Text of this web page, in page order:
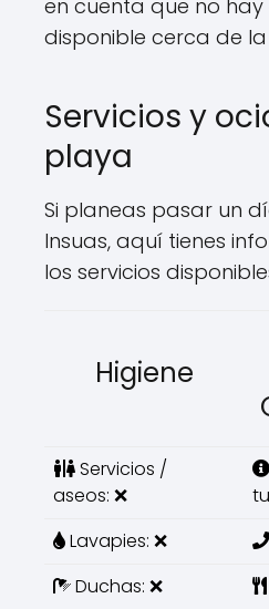
en cuenta que no
disponible cerca de
Servicios y
playa
Si planeas pasar un
Insuas, aquí tienes
los servicios
Higiene
Servicios /
aseos: ❌
Lavapies: ❌
Duchas: ❌